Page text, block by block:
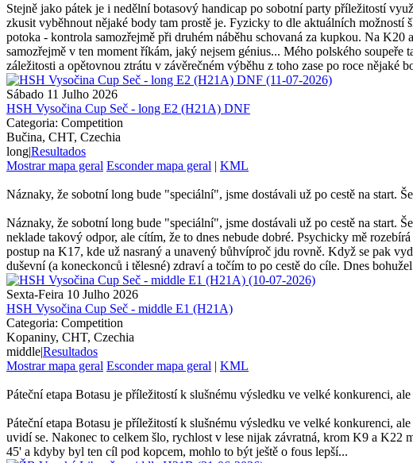
Stejně jako pátek je i nedělní botasový handicap po sobotní party příležitostí
zkusit vyběhnout nějaké body tam prostě je. Fyzicky to dle aktuálních
potoka - kontrola samozřejmě při druhém náběhu schovaná za kupkou. Na
samozřejmě v ten moment říkám, jaký nejsem génius... Mého polského
záležitosti a opětovnou ztrátu v závěrečném výběhu z toho zase po roce nějaké
Sábado 11 Julho 2026
HSH Vysočina Cup Seč - long E2 (H21A) DNF
Categoria: Competition
Bučina, CHT, Czechia
long|Resultados
Mostrar mapa geral Esconder mapa geral | KML
Náznaky, že sobotní long bude "speciální", jsme dostávali už po cestě na start.
Náznaky, že sobotní long bude "speciální", jsme dostávali už po cestě na start.
neklade takový odpor, ale cítím, že to dnes nebude dobré. Psychicky mě
postup na K17, kde už nasraný a unavený bůhvíproč jdu rovně. Když se pak
duševní (a koneckonců i tělesné) zdraví a točím to po cestě do cíle. Dnes
Sexta-Feira 10 Julho 2026
HSH Vysočina Cup Seč - middle E1 (H21A)
Categoria: Competition
Kopaniny, CHT, Czechia
middle|Resultados
Mostrar mapa geral Esconder mapa geral | KML
Páteční etapa Botasu je příležitostí k slušnému výsledku ve velké konkurenci,
Páteční etapa Botasu je příležitostí k slušnému výsledku ve velké konkurenci,
uvidí se. Nakonec to celkem šlo, rychlost v lese nijak závratná, krom K9 a K22
45' a kdyby byl ten cíl pod kopcem, mohlo to být ještě o fous lepší...